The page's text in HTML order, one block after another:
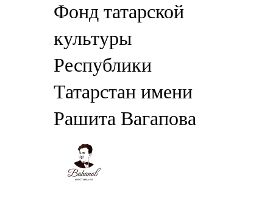
Фонд татарской
культуры
Республики
Татарстан имени
Рашита Вагапова